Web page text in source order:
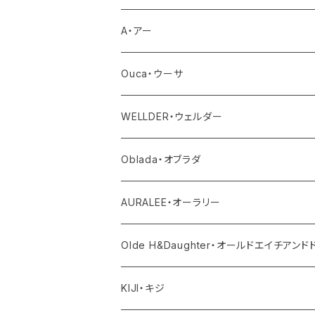
トップス
カットソー
シャツ
ボトム
デニム
その他パンツ
ワンピース・サロペット
その他
帽子
シューズ
アウター
トップス
ボトム
サロペット・オールインワン
その他
A・アー
バッグ
その他
Ouca・ウーサ
アクセサリー
WELLDER・ウェルダー
アウター
トップス
トップス
ボトム
ワンピース・オールインワン
Oblada・オブラダ
アウター
トップス
ボトム
AURALEE・オーラリー
アウター
トップス
Olde H&Daughter・オールドエイチアンド
アウター
KIJI・キジ